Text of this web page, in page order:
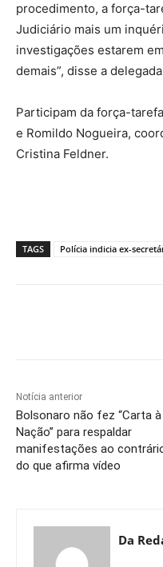
procedimento, a força-
Judiciário mais um
investigações estarem
demais”, disse a
Participam da força-
e Romildo Nogueira,
Cristina Feldner.
TAGS Polícia indicia ex-
Notícia anterior
Bolsonaro não fez “Carta à
Nação” para respaldar
manifestações ao
do que afirma vídeo
Da